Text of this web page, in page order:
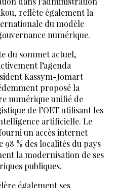
reflète également la
du modèle
numérique.
du sommet actuel,
l’agenda
Kassym-Jomart
proposé la
numérique unifié de
de l’OET utilisant les
artificielle. Le
un accès internet
98 % des localités du pays
la modernisation de ses
publiques.
également ses